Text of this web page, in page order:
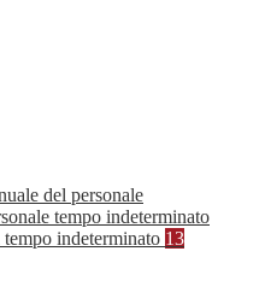
del personale
tempo indeterminato
tempo indeterminato 13